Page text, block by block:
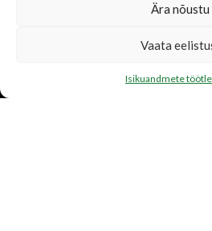
Ära nõustu
Vaata
Isikuandmete